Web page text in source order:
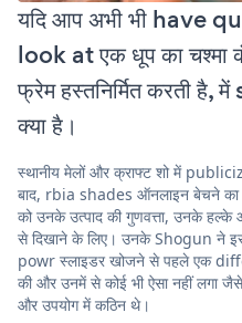
यदि आप अभी भी have
look at एक धूप का
फ्रेम हस्तनिर्मित करती
क्या है।
स्थानीय मेलों और क्राफ्ट शो में
बाद, rbia shades ऑनलाइन बेचने का
को उनके उत्पाद की गुणवत्ता, उनके हल्के
से दिखाने के लिए। उनके Shogun ने इसके
powr स्लाइडर खोजने से पहले एक
की और उनमें से कोई भी ऐसा नहीं लगा
और उपयोग में कठिन थे।